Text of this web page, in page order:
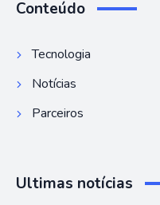
Conteúdo
Tecnologia
Notícias
Parceiros
Ultimas notícias